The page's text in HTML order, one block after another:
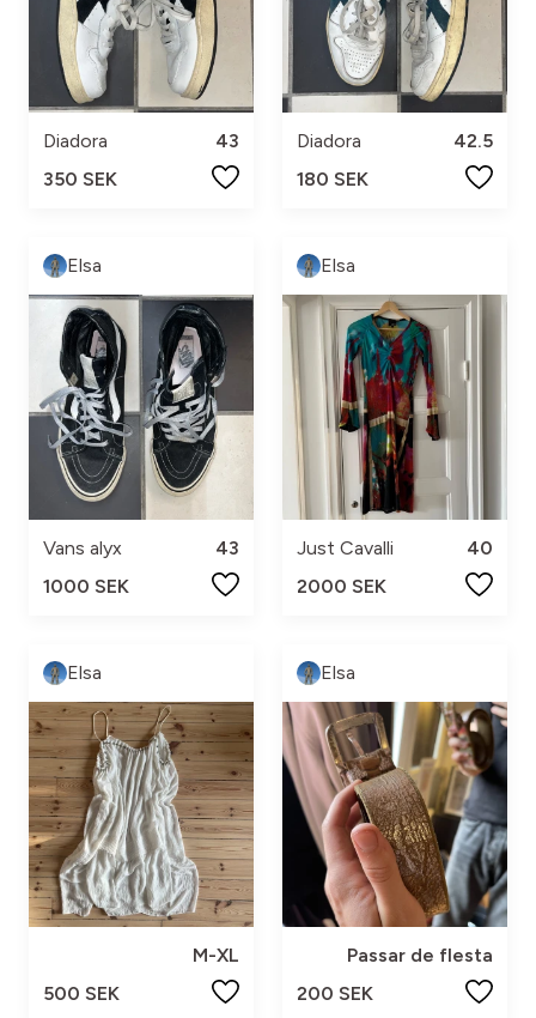
Diadora
43
350 SEK
Diadora
42.5
180 SEK
Elsa
Vans alyx
43
1000 SEK
Elsa
Just Cavalli
40
2000 SEK
Elsa
M-XL
500 SEK
Elsa
Passar de flesta
200 SEK